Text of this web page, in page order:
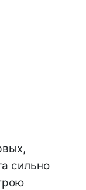
сильно